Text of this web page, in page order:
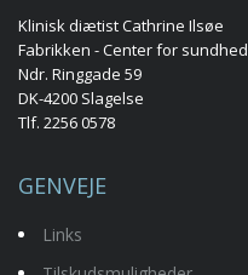
Klinisk diætist Cathrine Ilsøe
Fabrikken - Center for sundhed
Ndr. Ringgade 59
DK-4200 Slagelse
Tlf. 2256 0578
GENVEJE
Links